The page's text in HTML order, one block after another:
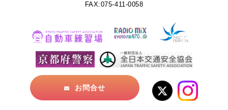
FAX:075-411-0058
お問合せ